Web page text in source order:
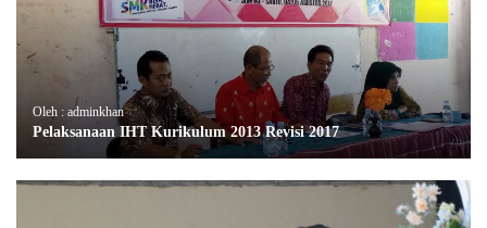
Oleh : adminkhan
Pelaksanaan IHT Kurikulum 2013 Revisi 2017